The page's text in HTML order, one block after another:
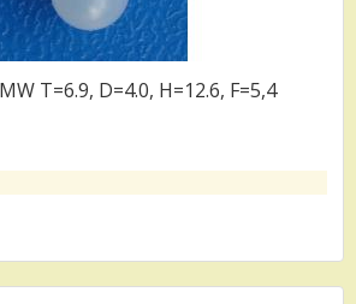
T=6.9, D=4.0, H=12.6, F=5,4